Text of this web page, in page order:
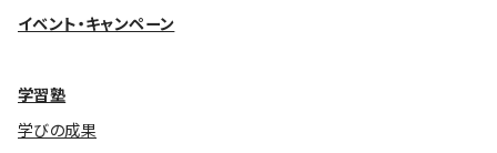
お客様相談センター
イベント・キャンペーン
学習塾
学びの成果